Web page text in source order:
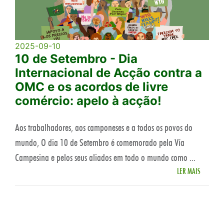
2025-09-10
10 de Setembro - Dia
Internacional de Acção contra a
OMC e os acordos de livre
comércio: apelo à acção!
Aos trabalhadores, aos camponeses e a todos os povos do
mundo, O dia 10 de Setembro é comemorado pela Vía
Campesina e pelos seus aliados em todo o mundo como ...
LER MAIS